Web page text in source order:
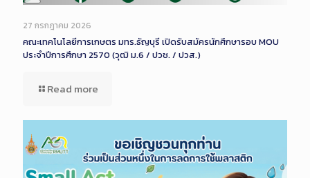
Long
Description
27 กรกฎาคม 2026
คณะเทคโนโลยีการเกษตร มทร.ธัญบุรี เปิดรับสมัครนักศึกษารอบ MOU
ประจำปีการศึกษา 2570 (วุฒิ ม.6 / ปวช. / ปวส.)
Read more